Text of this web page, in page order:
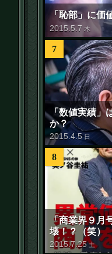
「恥部」に価
2015 .5 .7 木
7
「数値実績」
か？
2015 .4.5 日
8
「商業界９月
壊！？（笑）
2015.7.25 土